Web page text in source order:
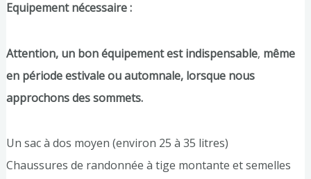
Equipement nécessaire :
Attention, un bon équipement est indispensable, même
en période estivale ou automnale, lorsque nous
approchons des sommets.
Un sac à dos moyen (environ 25 à 35 litres)
Chaussures de randonnée à tige montante et semelles